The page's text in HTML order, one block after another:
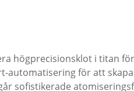
högprecisionsklot i titan
automatisering för att
sofistikerade